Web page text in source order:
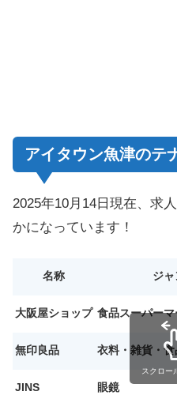
アイタウン魚津のテ
2025年10月14日現在、求
かになっています！
名称 ジ
大阪屋ショップ 食品スーパー
無印良品 衣料・雑貨・
JINS 眼鏡
スクロー